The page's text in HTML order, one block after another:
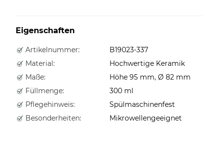
Eigenschaften
Artikelnummer:
B19023-337
Material:
Hochwertige Keramik
Maße:
Höhe 95 mm, Ø 82 mm
Füllmenge:
300 ml
Pflegehinweis:
Spülmaschinenfest
Besonderheiten:
Mikrowellengeeignet